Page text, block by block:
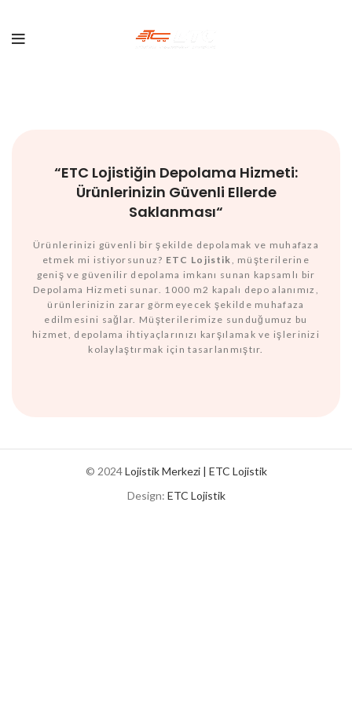
“ETC Lojistiğin Depolama Hizmeti:
Ürünlerinizin Güvenli Ellerde
Saklanması“
Ürünlerinizi güvenli bir şekilde depolamak ve muhafaza
etmek mi istiyorsunuz? ETC Lojistik , müşterilerine
geniş ve güvenilir depolama imkanı sunan kapsamlı bir
Depolama Hizmeti sunar. 1000 m2 kapalı depo alanımız,
ürünlerinizin zarar görmeyecek şekilde muhafaza
edilmesini sağlar. Müşterilerimize sunduğumuz bu
hizmet, depolama ihtiyaçlarınızı karşılamak ve işlerinizi
kolaylaştırmak için tasarlanmıştır.
© 2024Lojistik Merkezi | ETC Lojistik
Design: ETC Lojistik